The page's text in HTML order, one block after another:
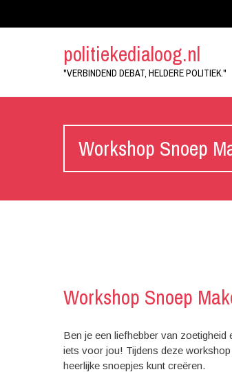
politiekedialoog.nl
"VERBINDEND DEBAT, HELDERE POLITIEK."
Workshop Snoep
Workshop Snoep
Ben je een liefhebber van
iets voor jou! Tijdens deze
heerlijke snoepjes kunt creëren.